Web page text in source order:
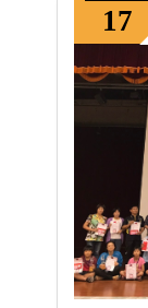
17